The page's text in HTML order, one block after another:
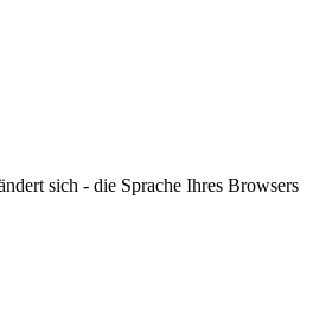
sich - die Sprache Ihres Browsers